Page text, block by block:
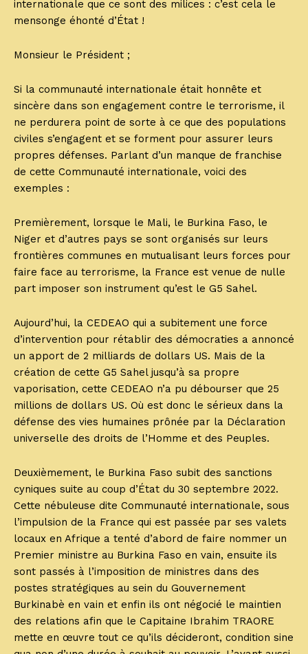
internationale que ce sont des milices : c’est cela le
mensonge éhonté d’État !
Monsieur le Président ;
Si la communauté internationale était honnête et
sincère dans son engagement contre le terrorisme, il
ne perdurera point de sorte à ce que des populations
civiles s’engagent et se forment pour assurer leurs
propres défenses. Parlant d’un manque de franchise
de cette Communauté internationale, voici des
exemples :
Premièrement, lorsque le Mali, le Burkina Faso, le
Niger et d’autres pays se sont organisés sur leurs
frontières communes en mutualisant leurs forces pour
faire face au terrorisme, la France est venue de nulle
part imposer son instrument qu’est le G5 Sahel.
Aujourd’hui, la CEDEAO qui a subitement une force
d’intervention pour rétablir des démocraties a annoncé
un apport de 2 milliards de dollars US. Mais de la
création de cette G5 Sahel jusqu’à sa propre
vaporisation, cette CEDEAO n’a pu débourser que 25
millions de dollars US. Où est donc le sérieux dans la
défense des vies humaines prônée par la Déclaration
universelle des droits de l’Homme et des Peuples.
Deuxièmement, le Burkina Faso subit des sanctions
cyniques suite au coup d’État du 30 septembre 2022.
Cette nébuleuse dite Communauté internationale, sous
l’impulsion de la France qui est passée par ses valets
locaux en Afrique a tenté d’abord de faire nommer un
Premier ministre au Burkina Faso en vain, ensuite ils
sont passés à l’imposition de ministres dans des
postes stratégiques au sein du Gouvernement
Burkinabè en vain et enfin ils ont négocié le maintien
des relations afin que le Capitaine Ibrahim TRAORE
mette en œuvre tout ce qu’ils décideront, condition sine